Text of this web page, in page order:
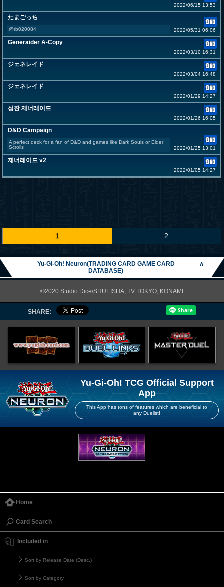
2022/06/15 13:53
たまごっち
@rb020084 2022/05/31 06:06
Generaider A-Copy
2022/03/10 16:31
ジェネレイド
2022/03/04 16:48
ジェネレイド
2022/01/29 14:27
성잔 제너레이드
2022/01/26 16:05
D&D Campaign
A perfect deck for a fan of D&D and games like Dark Souls or Elder
Scrolls
2022/01/25 13:01
제너레이드 v2
2022/01/05 14:27
1 2
Yu-Gi-Oh! Neuron(TRADING CARD GAME CARD
DATABASE)
∧
©2020 Studio Dice/SHUEISHA, TV TOKYO, KONAMI
SHARE:
Yu-Gi-Oh! TCG Official Support
App
This App has tons of features which are beneficial to
any Duelist!
Home
Card Search
Included in
Sort by Release Date (Desc.)
Sort by Category